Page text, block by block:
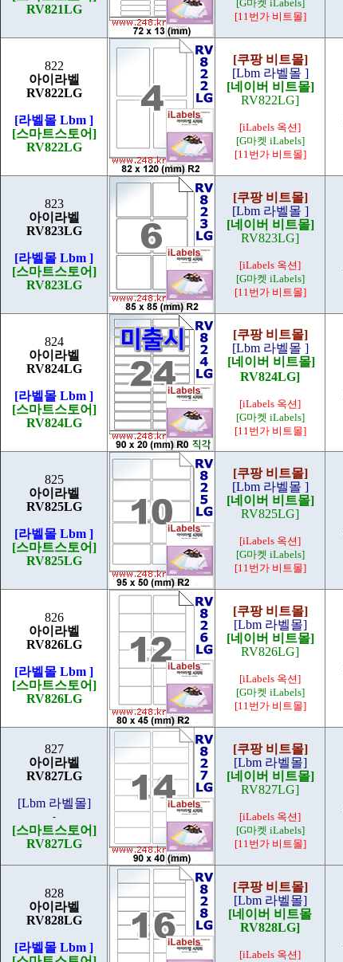
RV821LG
[G마켓 iLabels]
[11번가 비트몰]
822
아이라벨
RV822LG
[라벨몰 Lbm ]
[스마트스토어]
RV822LG
[쿠팡 비트몰]
[Lbm 라벨몰 ]
[네이버 비트몰]
RV822LG]
[iLabels 옥션]
[G마켓 iLabels]
[11번가 비트몰]
823
아이라벨
RV823LG
[라벨몰 Lbm ]
[스마트스토어]
RV823LG
[쿠팡 비트몰]
[Lbm 라벨몰 ]
[네이버 비트몰]
RV823LG]
[iLabels 옥션]
[G마켓 iLabels]
[11번가 비트몰]
824
아이라벨
RV824LG
[라벨몰 Lbm ]
[스마트스토어]
RV824LG
[쿠팡 비트몰]
[Lbm 라벨몰 ]
[네이버 비트몰]
RV824LG]
[iLabels 옥션]
[G마켓 iLabels]
[11번가 비트몰]
825
아이라벨
RV825LG
[라벨몰 Lbm ]
[스마트스토어]
RV825LG
[쿠팡 비트몰]
[Lbm 라벨몰 ]
[네이버 비트몰]
RV825LG]
[iLabels 옥션]
[G마켓 iLabels]
[11번가 비트몰]
826
아이라벨
RV826LG
[라벨몰 Lbm ]
[스마트스토어]
RV826LG
[쿠팡 비트몰]
[Lbm 라벨몰]
[네이버 비트몰]
RV826LG]
[iLabels 옥션]
[G마켓 iLabels]
[11번가 비트몰]
827
아이라벨
RV827LG
[Lbm 라벨몰]
-
[스마트스토어]
RV827LG
[쿠팡 비트몰]
[Lbm 라벨몰]
[네이버 비트몰]
RV827LG]
[iLabels 옥션]
[G마켓 iLabels]
[11번가 비트몰]
828
아이라벨
RV828LG
[라벨몰 Lbm ]
[쿠팡 비트몰]
[Lbm 라벨몰]
[네이버 비트몰
RV828LG]
[iLabels 옥션]